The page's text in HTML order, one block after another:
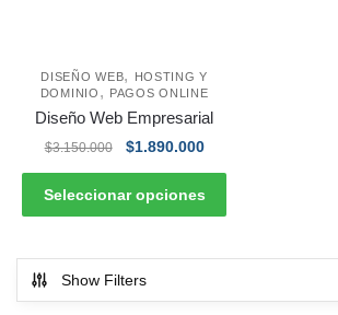
DISEÑO WEB,
HOSTING Y
DOMINIO , PAGOS ONLINE
Diseño Web Empresarial
$3.150.000 $1.890.000
Seleccionar opciones
Show Filters